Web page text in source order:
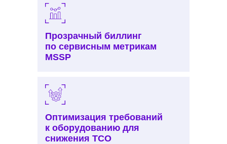
Оптимизация требований
к оборудованию для
снижения TCO
Прозрачный биллинг
по сервисным метрикам
MSSP